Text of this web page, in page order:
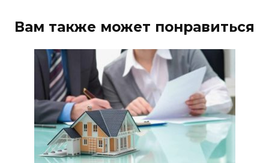
Вам также может понравиться